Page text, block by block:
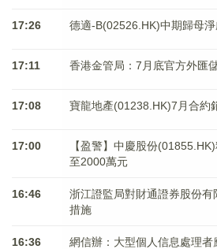
17:26 德適-B(02526.HK)中期歸母
17:11 香港金管局：7月底官方外匯
17:08 寶龍地產(01238.HK)7月合約
17:00
【盈警】中慶股份
至2000萬元
16:46
浙江證監局對財通證券股份
措施
16:36
網信辦：大型個人信息處理